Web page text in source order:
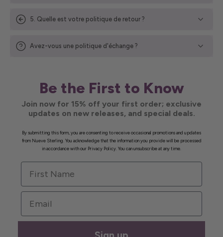
5. Quelle est votre politique de retour ?
Avez-vous une politique d'échange ?
Be the First to Know
Join now for 15% off your first order; exclusive
updates on new releases, and special deals.
By submitting this form, you are consenting to receive occasional promotions and updates
from Nueve Sterling. You acknowledge that the information you provide will be processed
in accordance with our Privacy Policy. You can unsubscribe at any time.
First Name
Email